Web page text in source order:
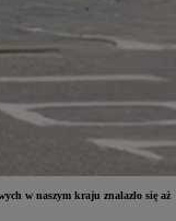
w naszym kraju znalazło się aż